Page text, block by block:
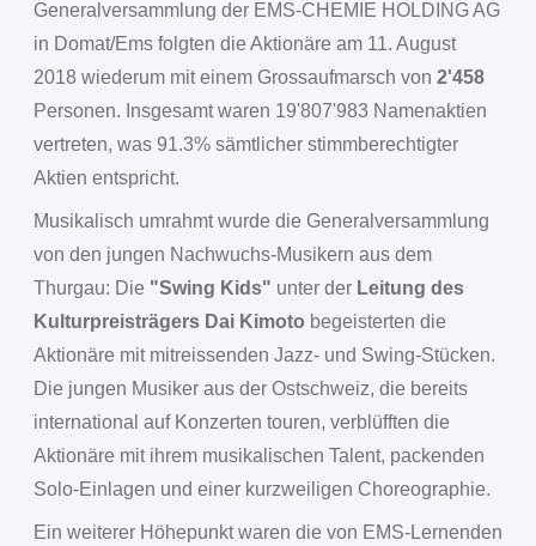
Generalversammlung der EMS-CHEMIE HOLDING AG
in Domat/Ems folgten die Aktionäre am 11. August
2018 wiederum mit einem Grossaufmarsch von 2'458
Personen. Insgesamt waren 19'807'983 Namenaktien
vertreten, was 91.3% sämtlicher stimmberechtigter
Aktien entspricht.
Musikalisch umrahmt wurde die Generalversammlung
von den jungen Nachwuchs-Musikern aus dem
Thurgau: Die "Swing Kids" unter der Leitung des
Kulturpreisträgers Dai Kimoto begeisterten die
Aktionäre mit mitreissenden Jazz- und Swing-Stücken.
Die jungen Musiker aus der Ostschweiz, die bereits
international auf Konzerten touren, verblüfften die
Aktionäre mit ihrem musikalischen Talent, packenden
Solo-Einlagen und einer kurzweiligen Choreographie.
Ein weiterer Höhepunkt waren die von EMS-Lernenden